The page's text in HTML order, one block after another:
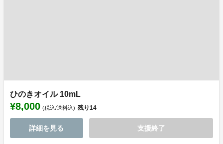
ひのきオイル 10mL
¥8,000 (税込/送料込) 残り14
詳細を見る 支援終了